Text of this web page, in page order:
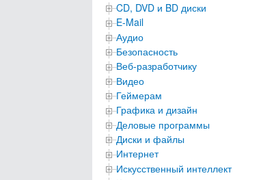
CD, DVD и BD диски
E-Mail
Аудио
Безопасность
Веб-разработчику
Видео
Геймерам
Графика и дизайн
Деловые программы
Диски и файлы
Интернет
Искусственный интеллект